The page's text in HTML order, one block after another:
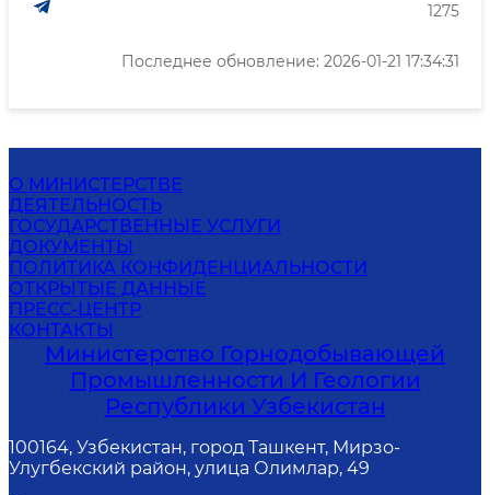
1275
Последнее обновление: 2026-01-21 17:34:31
О МИНИСТЕРСТВЕ
ДЕЯТЕЛЬНОСТЬ
ГОСУДАРСТВЕННЫЕ УСЛУГИ
ДОКУМЕНТЫ
ПОЛИТИКА КОНФИДЕНЦИАЛЬНОСТИ
ОТКРЫТЫЕ ДАННЫЕ
ПРЕСС-ЦЕНТР
КОНТАКТЫ
Министерство Горнодобывающей
Промышленности И Геологии
Республики Узбекистан
100164, Узбекистан, город Ташкент, Мирзо-
Улугбекский район, улица Олимлар, 49